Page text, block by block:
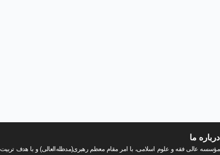
درباره ما
مؤسسه عالی فقه و علوم اسلامی، با امر مقام معظم رهبری(مد‌ظله‌العالی) و با هدف تربیت